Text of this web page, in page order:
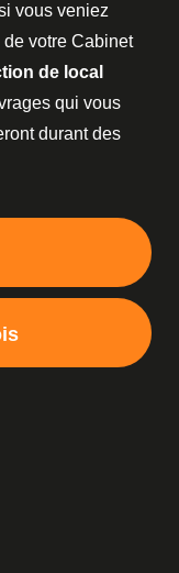
vous veniez
votre Cabinet
de local
qui vous
durant des